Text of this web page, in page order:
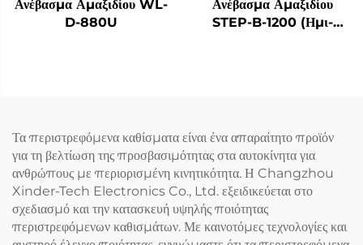
Ανέβασμα Αμαξιδίου WL-
D-880U
Ανέβασμα Αμαξιδίου
STEP-B-1200 (Ημι-
Τα περιστρεφόμενα καθίσματα είναι ένα απαραίτητο προϊόν
για τη βελτίωση της προσβασιμότητας στα αυτοκίνητα για
ανθρώπους με περιορισμένη κινητικότητα. Η Changzhou
Xinder-Tech Electronics Co., Ltd. εξειδικεύεται στο
σχεδιασμό και την κατασκευή υψηλής ποιότητας
περιστρεφόμενων καθισμάτων. Με καινοτόμες τεχνολογίες και